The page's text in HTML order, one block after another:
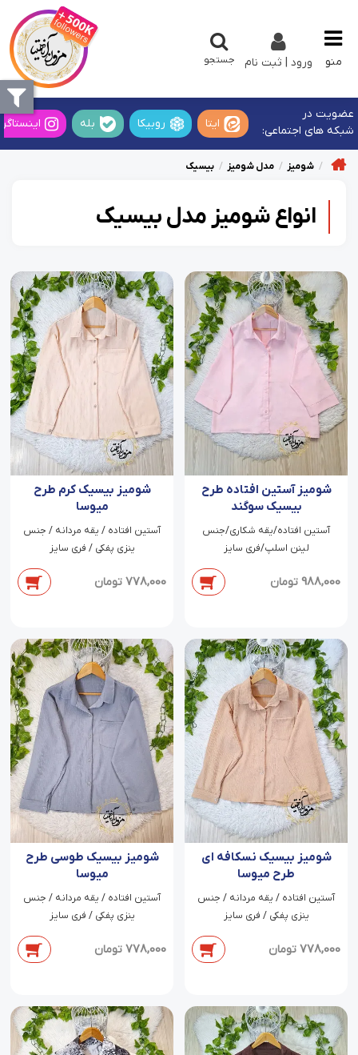
منو ورود | ثبت نام جستجو
عضویت در
شبکه های اجتماعی:
ایتا روبیکا بله
شومیز مدل شومیز بیسیک
انواع شومیز مدل بیسیک
شومیز آستین افتاده طرح
بیسیک سوگند
آستین افتاده/یقه شکاری/جنس
لینن اسلپ/فری سایز
988,000 تومان
شومیز بیسیک کرم طرح
میوسا
آستین افتاده / یقه مردانه / جنس
ینزی پفکی / فری سایز
778,000 تومان
شومیز بیسیک نسکافه ای
طرح میوسا
آستین افتاده / یقه مردانه / جنس
ینزی پفکی / فری سایز
778,000 تومان
شومیز بیسیک طوسی طرح
میوسا
آستین افتاده / یقه مردانه / جنس
ینزی پفکی / فری سایز
778,000 تومان